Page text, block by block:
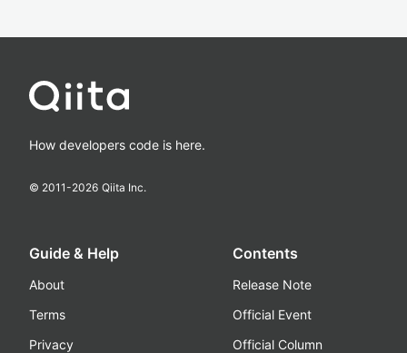
How developers code is here.
© 2011-2026 Qiita Inc.
Guide & Help
About
Terms
Privacy
Contents
Release Note
Official Event
Official Column